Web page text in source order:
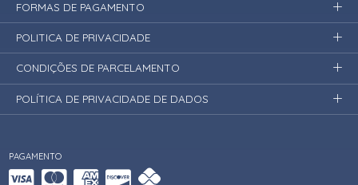
PAGAMENTO
FORMAS DE PAGAMENTO
POLITICA DE PRIVACIDADE
CONDIÇÕES DE PARCELAMENTO
POLÍTICA DE PRIVACIDADE DE DADOS